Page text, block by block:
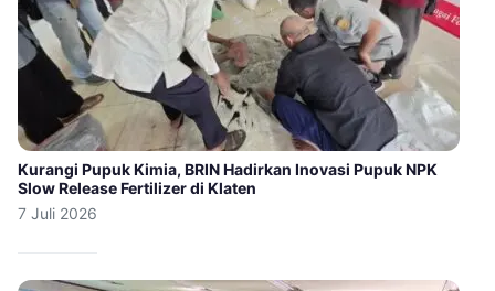
Kurangi Pupuk Kimia, BRIN Hadirkan Inovasi Pupuk NPK
Slow Release Fertilizer di Klaten
7 Juli 2026